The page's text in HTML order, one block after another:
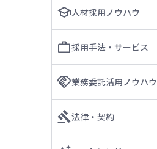
人材採用ノウハウ
採用手法・サービス
業務委託活用ノウハウ
法律・契約